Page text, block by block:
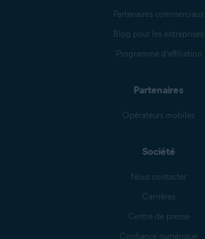
Partenaires commerciaux
Blog pour les entreprises
Programme d’affiliation
Partenaires
Opérateurs mobiles
Société
Nous contacter
Carrières
Centre de presse
Confiance numérique